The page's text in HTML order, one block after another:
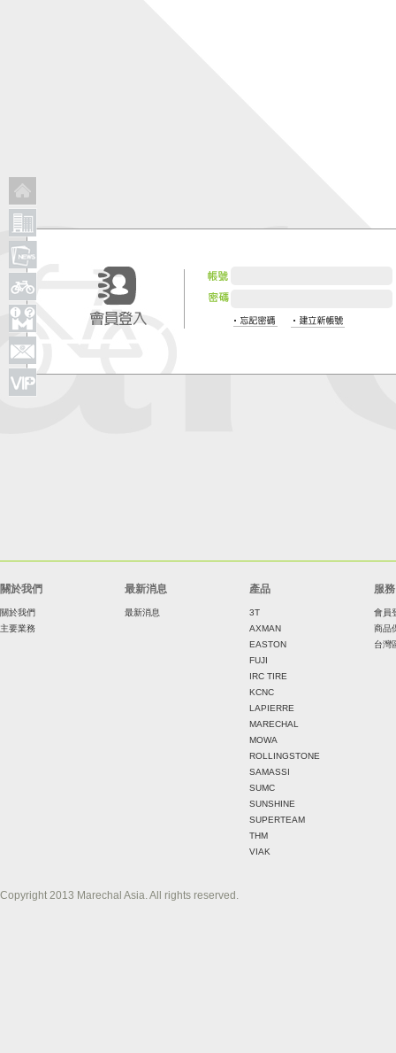
關於我們
關於我們
主要業務
最新消息
最新消息
產品
3T
AXMAN
EASTON
FUJI
IRC TIRE
KCNC
LAPIERRE
MARECHAL
MOWA
ROLLINGSTONE
SAMASSI
SUMC
SUNSHINE
SUPERTEAM
THM
VIAK
服務
會員
商品
台灣
Copyright 2013 Marechal Asia. All rights reserved.